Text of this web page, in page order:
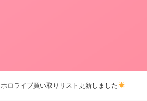
ホロライブ買い取りリスト更新しました